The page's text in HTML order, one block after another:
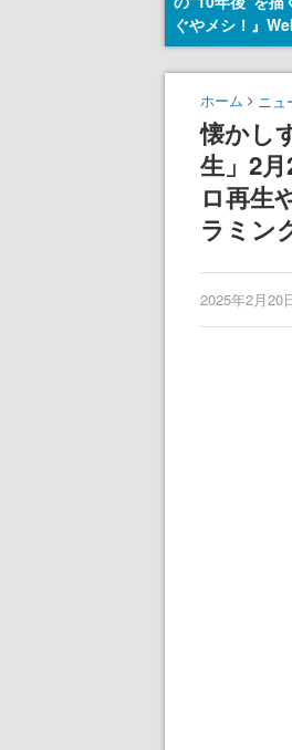
ぐやメシ！』
定。新たなWeb
ーベル「ビビビ
ク」にて特別話
タート、あのお
まだ続きがある！
ホーム ニュ
懐かし
生」2
ロ再生
ラミン
2025年2月20